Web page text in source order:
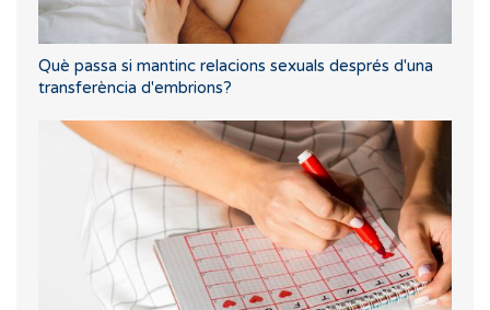
Què passa si mantinc relacions sexuals després d'una
transferència d'embrions?